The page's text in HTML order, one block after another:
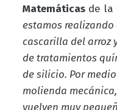
Matemáticasde la
estamos
cascarilla del arroz
de tratamientos
de silicio. Por
molienda
vuelven muy